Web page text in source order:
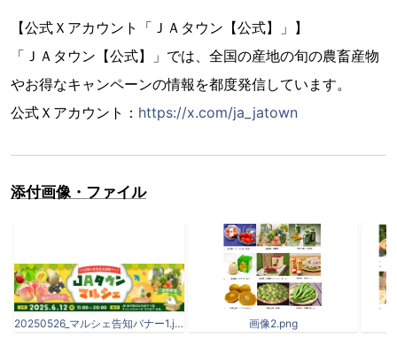
【公式Ｘアカウント「ＪＡタウン【公式】」】
「ＪＡタウン【公式】」では、全国の産地の旬の農畜産物
やお得なキャンペーンの情報を都度発信しています。
公式Ｘアカウント： https://x.com/ja_jatown
添付画像・ファイル
20250526_マルシェ告知バナー1.jpg 画像2.png